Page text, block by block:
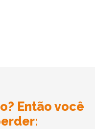
Então você